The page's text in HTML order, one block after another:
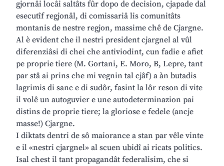
gjornâi locâi saltâts fûr dopo de decision, cjapade dal
esecutîf regjonâl, di comissariâ lis comunitâts
montanis de nestre regjon, massime chê de Cjargne.
Al è evident che il nestri president cjargnel al vûl
diferenziâsi di chei che antiviodint, cun fadie e afiet
pe proprie tiere (M. Gortani, E. Moro, B, Lepre, tant
par stâ ai prins che mi vegnin tal cjâf) a àn butadis
lagrimis di sanc e di sudôr, fasint la lôr reson di vite
il volê un autoguvier e une autodeterminazion pai
distins de proprie tiere; la gloriose e fedele (ancje
masse!) Cjargne.
I diktats dentri de sô maiorance a stan par vêle vinte
e il «nestri cjargnel» al scuen ubidî ai ricats politics.
Isal chest il tant propagandât federalisim, che si